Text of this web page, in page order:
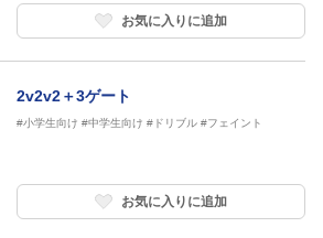
お気に入りに追加
2v2v2＋3ゲート
#小学生向け #中学生向け #ドリブル #フェイント
お気に入りに追加